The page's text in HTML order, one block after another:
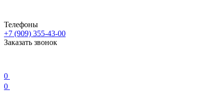
Телефоны
+7 (909) 355-43-00
Заказать звонок
0
0